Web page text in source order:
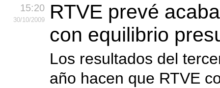
15:20
30/10/2009
RTVE prevé
con equilibrio
Los resultados del
año hacen que RTVE